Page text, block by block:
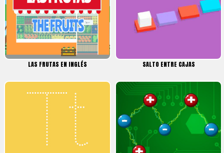
LAS FRUTAS EN INGLÉS SALTO ENTRE CAJAS